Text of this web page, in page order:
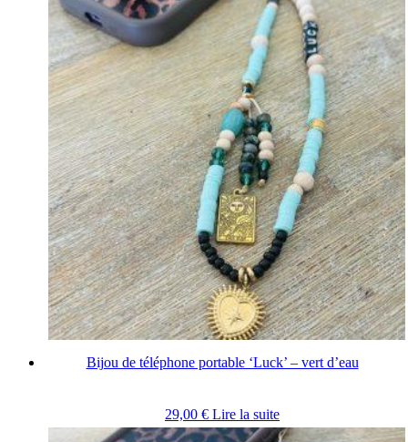
Bijou de téléphone portable ‘Luck’ – vert d’eau
29,00 € Lire la suite